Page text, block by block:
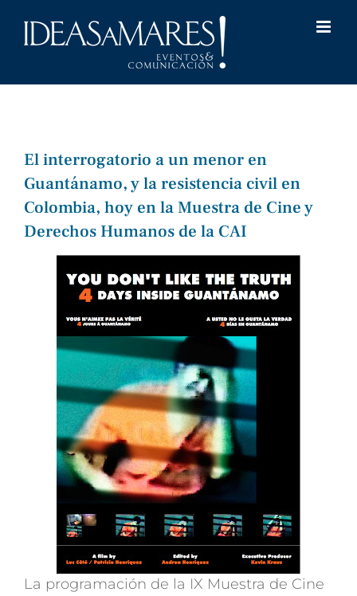
El interrogatorio a un menor en
Guantánamo, y la resistencia civil en
Colombia, hoy en la Muestra de Cine y
Derechos Humanos de la CAI
La programación de la IX Muestra de Cine